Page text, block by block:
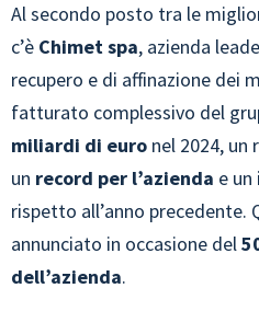
Al secondo posto tra le
c’è Chimet spa, azienda
recupero e di affinazione dei
fatturato complessivo del
miliardi di euro nel 2024,
un record per l’azienda e
rispetto all’anno
annunciato in occasione del
dell’azienda.